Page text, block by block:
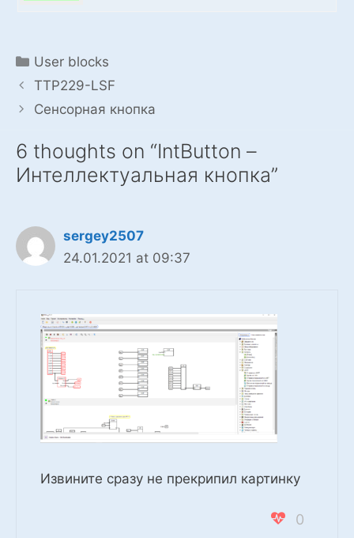
Categories
User blocks
TTP229-LSF
Сенсорная кнопка
6 thoughts on “IntButton –
Интеллектуальная кнопка”
sergey2507
24.01.2021 at 09:37
Извините сразу не прекрипил картинку
0